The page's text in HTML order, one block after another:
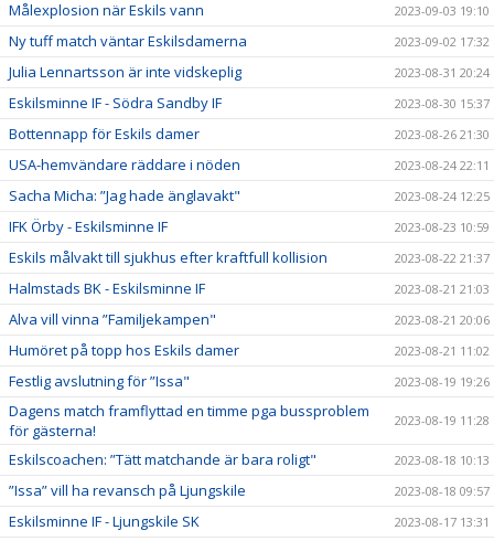
Målexplosion när Eskils vann 2023-09-03 19:10
Ny tuff match väntar Eskilsdamerna 2023-09-02 17:32
Julia Lennartsson är inte vidskeplig 2023-08-31 20:24
Eskilsminne IF - Södra Sandby IF 2023-08-30 15:37
Bottennapp för Eskils damer 2023-08-26 21:30
USA-hemvändare räddare i nöden 2023-08-24 22:11
Sacha Micha: ”Jag hade änglavakt" 2023-08-24 12:25
IFK Örby - Eskilsminne IF 2023-08-23 10:59
Eskils målvakt till sjukhus efter kraftfull kollision 2023-08-22 21:37
Halmstads BK - Eskilsminne IF 2023-08-21 21:03
Alva vill vinna ”Familjekampen" 2023-08-21 20:06
Humöret på topp hos Eskils damer 2023-08-21 11:02
Festlig avslutning för ”Issa" 2023-08-19 19:26
Dagens match framflyttad en timme pga bussproblem
för gästerna!
2023-08-19 11:28
Eskilscoachen: ”Tätt matchande är bara roligt" 2023-08-18 10:13
”Issa” vill ha revansch på Ljungskile 2023-08-18 09:57
Eskilsminne IF - Ljungskile SK 2023-08-17 13:31